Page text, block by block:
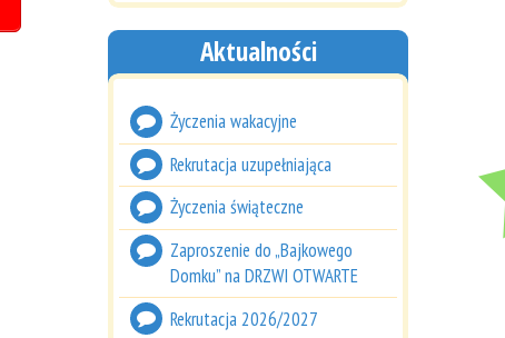
Aktualności
Życzenia wakacyjne
Rekrutacja uzupełniająca
Życzenia świąteczne
Zaproszenie do „Bajkowego
Domku” na DRZWI OTWARTE
Rekrutacja 2026/2027